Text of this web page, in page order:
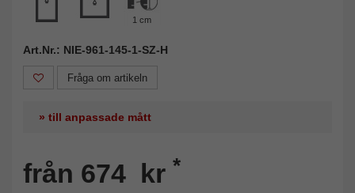
1 cm
Art.Nr.: NIE-961-145-1-SZ-H
Fråga om artikeln
» till anpassade mått
från 674 kr *